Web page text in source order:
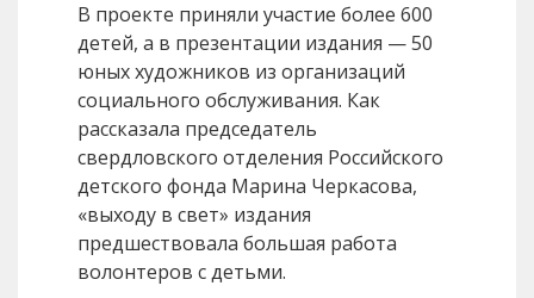
В проекте приняли участие более 600
детей, а в презентации издания — 50
юных художников из организаций
социального обслуживания. Как
рассказала председатель
свердловского отделения Российского
детского фонда Марина Черкасова,
«выходу в свет» издания
предшествовала большая работа
волонтеров с детьми.